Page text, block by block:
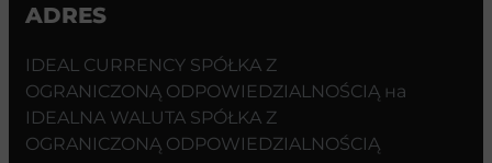
ADRES
IDEAL CURRENCY SPÓŁKA Z
OGRANICZONĄ ODPOWIEDZIALNOŚCIĄ на
IDEALNA WALUTA SPÓŁKA Z
OGRANICZONĄ ODPOWIEDZIALNOŚCIĄ